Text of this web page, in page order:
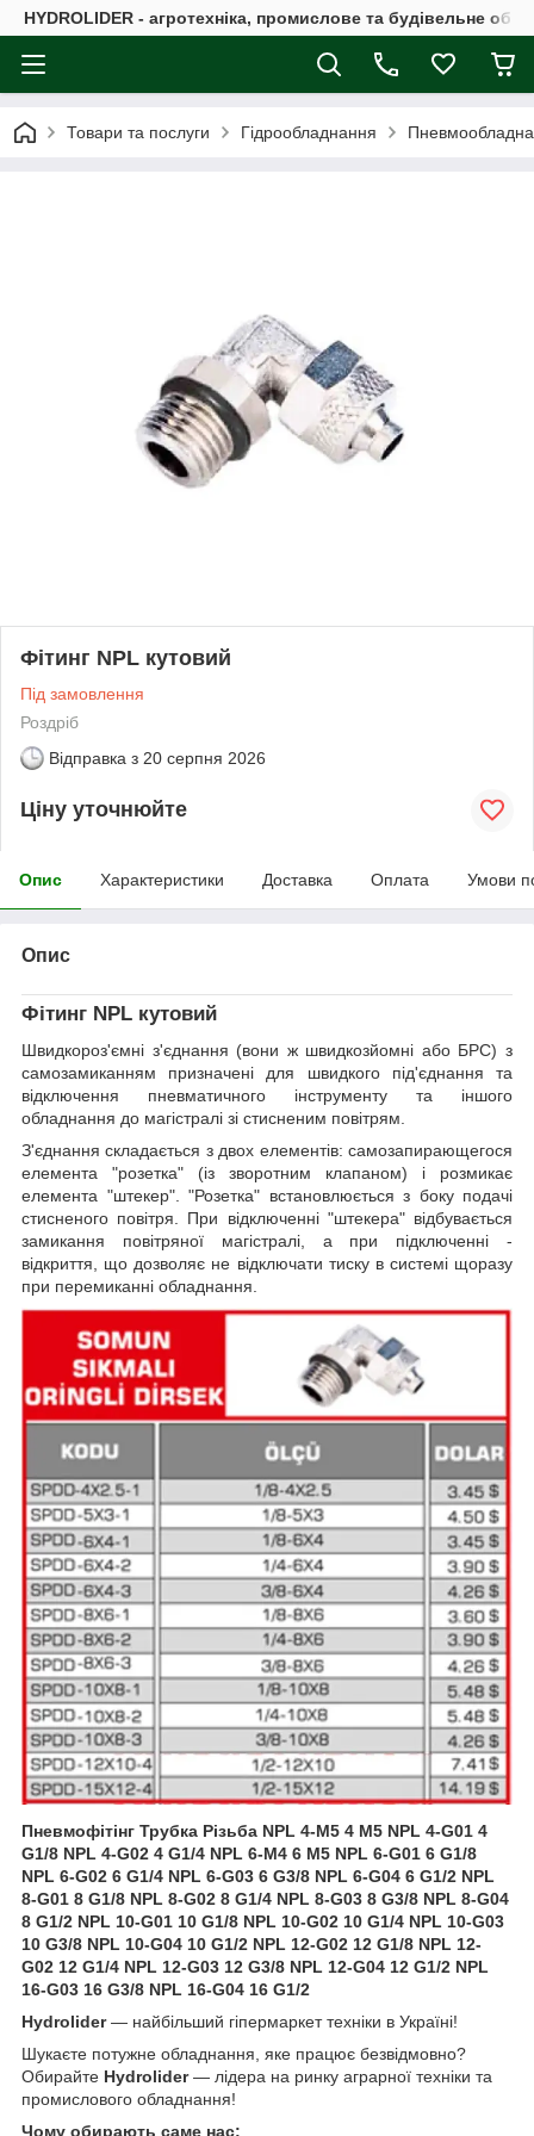
HYDROLIDER - агротехніка, промислове та будівельне
Товари та послуги Гідрообладнання
Фітинг NPL кутовий
Під замовлення
Роздріб
Відправка з 20 серпня 2026
Ціну уточнюйте
Опис Характеристики Доставка Оплата Умови
Опис
Фітинг NPL кутовий
Швидкороз'ємні з'єднання (вони ж швидкозйомні або БРС) з
самозамиканням призначені для швидкого під'єднання та
відключення пневматичного інструменту та іншого
обладнання до магістралі зі стисненим повітрям.
З'єднання складається з двох елементів: самозапирающегося
елемента "розетка" (із зворотним клапаном) і розмикає
елемента "штекер". "Розетка" встановлюється з боку подачі
стисненого повітря. При відключенні "штекера" відбувається
замикання повітряної магістралі, а при підключенні -
відкриття, що дозволяє не відключати тиску в системі щоразу
при перемиканні обладнання.
Пневмофітінг Трубка Різьба NPL 4-M5 4 M5 NPL 4-G01 4
G1/8 NPL 4-G02 4 G1/4 NPL 6-M4 6 M5 NPL 6-G01 6 G1/8
NPL 6-G02 6 G1/4 NPL 6-G03 6 G3/8 NPL 6-G04 6 G1/2 NPL
8-G01 8 G1/8 NPL 8-G02 8 G1/4 NPL 8-G03 8 G3/8 NPL 8-G04
8 G1/2 NPL 10-G01 10 G1/8 NPL 10-G02 10 G1/4 NPL 10-G03
10 G3/8 NPL 10-G04 10 G1/2 NPL 12-G02 12 G1/8 NPL 12-
G02 12 G1/4 NPL 12-G03 12 G3/8 NPL 12-G04 12 G1/2 NPL
16-G03 16 G3/8 NPL 16-G04 16 G1/2
Hydrolider— найбільший гіпермаркет техніки в Україні!
Шукаєте потужне обладнання, яке працює безвідмовно?
Обирайте Hydrolider— лідера на ринку аграрної техніки та
промислового обладнання!
Чому обирають саме нас: